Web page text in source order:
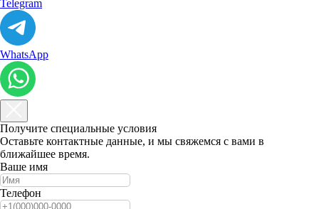
Telegram
WhatsApp
Получите специальные условия
Оставьте контактные данные, и мы свяжемся с вами в
ближайшее время.
Ваше имя
Телефон